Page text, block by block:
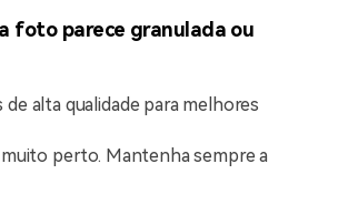
foto parece granulada ou
de alta qualidade para melhores
perto. Mantenha sempre a